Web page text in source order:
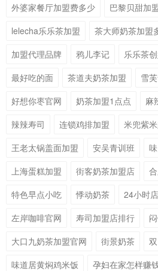
外婆家餐厅加盟费多少
巴黎贝甜加
lelecha乐乐茶加盟
茶大师奶茶加盟
加盟代理品牌
鸦儿李记 乐乐茶
最好吃的面
茶道夫奶茶加盟 雪
好想你枣官网
奶茶加盟1点点
麻
辣辣寿司
连锁鸡排加盟 米兜紫
王老太锅盖面加盟
安吴青训班
上海蛋糕加盟
街客奶茶加盟店
特色早点小吃
悸动奶茶 24小时
左岸咖啡官网
寿司加盟店排行
大口九奶茶加盟官网
街景奶茶
味道居黄焖鸡米饭
孕妇在家怎样赚